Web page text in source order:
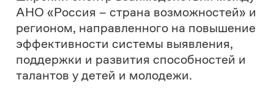
«Здесь столько молодёжи, столько новых,
активных лиц, и я понимаю, что этот год
имеет высокий уровень, он как большой
забег – участие в конкурсах,
разнообразных проектах, акциях – это
такой шанс для нас, что не передать
словами. Я вижу молодёжь сегодняшнюю,